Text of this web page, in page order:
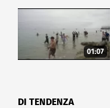
01:07
DI TENDENZA